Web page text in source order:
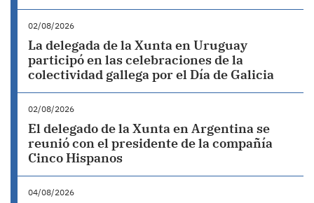
02/08/2026
La delegada de la Xunta en Uruguay
participó en las celebraciones de la
colectividad gallega por el Día de Galicia
02/08/2026
El delegado de la Xunta en Argentina se
reunió con el presidente de la compañía
Cinco Hispanos
04/08/2026